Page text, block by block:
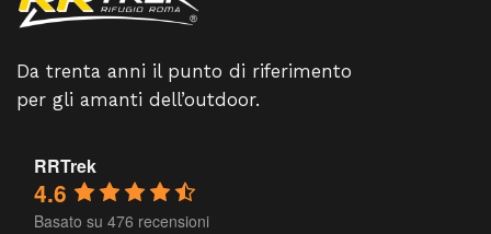
Da trenta anni il punto di riferimento
per gli amanti dell’outdoor.
RRTrek
4.6
Basato su 476 recensioni